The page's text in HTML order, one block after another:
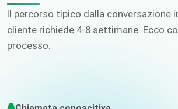
Il percorso tipico dalla conversazione
cliente richiede 4-8 settimane. Ecco
processo.